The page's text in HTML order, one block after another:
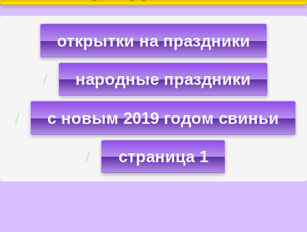
открытки на праздники
народные праздники
с новым 2019 годом свиньи
страница 1